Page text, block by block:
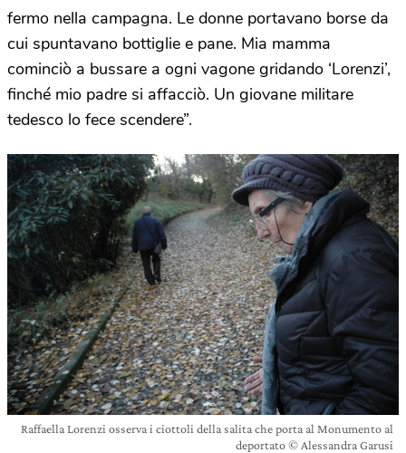
fermo nella campagna. Le donne portavano borse da
cui spuntavano bottiglie e pane. Mia mamma
cominciò a bussare a ogni vagone gridando ‘Lorenzi’,
finché mio padre si affacciò. Un giovane militare
tedesco lo fece scendere”.
Raffaella Lorenzi osserva i ciottoli della salita che porta al Monumento al
deportato © Alessandra Garusi